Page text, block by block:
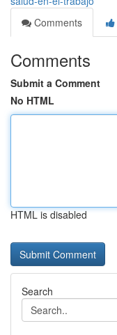
Comments
Comments
Submit a Comment
No HTML
HTML is disabled
Search